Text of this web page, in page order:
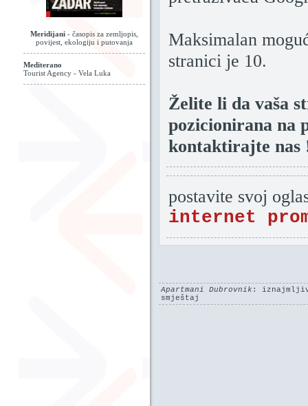
Meridijani - časopis za zemljopis,
povijest, ekologiju i putovanja
Mediterano
Tourist Agency - Vela Luka
Maksimalan
stranici je 10.
Želite li da vaša
pozicionirana na
kontaktirajte nas
postavite svoj
internet
Apartmani Dubrovnik :
smještaj